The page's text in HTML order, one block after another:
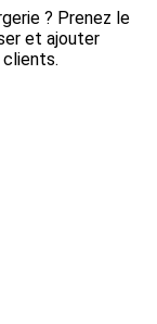
? Prenez le
et ajouter